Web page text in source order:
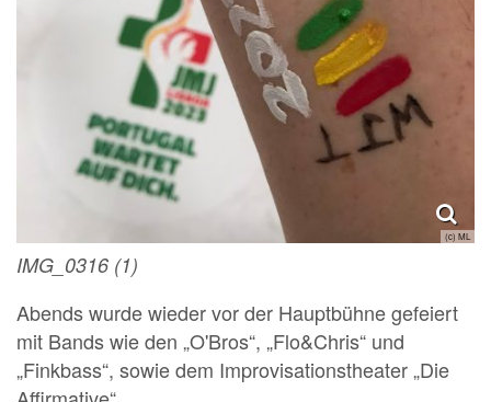
(c) ML
IMG_0316 (1)
Abends wurde wieder vor der Hauptbühne gefeiert
mit Bands wie den „O'Bros“, „Flo&Chris“ und
„Finkbass“, sowie dem Improvisationstheater „Die